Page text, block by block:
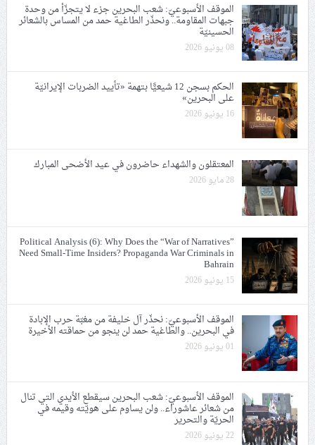
الموقف الأسبوعيّ: شعب البحرين جزء لا يتجزّأ من وحدة
جبهات المقاومة.. ونحذّر الطاغية حمد من المساس بالشعائر
الحسينيّة
08 يونيو 2026
الحكم بسجن 12 شيعيًّا بتهمة «تأييد الضربات الإيرانيّة
على البحرين»
16 يونيو 2026
المعتقلون والشهداء حاضرون في عيد الأضحى المبارك
28 مايو 2026
Political Analysis (6): Why Does the “War of Narratives”
Need Small-Time Insiders? Propaganda War Criminals in
Bahrain
15 يونيو 2026
الموقف الأسبوعيّ: نحذّر آل خليفة من مغبّة حرب الإبادة
في البحرين.. والطاغية حمد لن ينجو من حماقته الأخيرة
01 يونيو 2026
الموقف الأسبوعيّ: شعب البحرين سيقطع الأيدي التي تنال
من شعائر عاشوراء.. ولن يساوم على هويّته وقيمه في
الحريّة والتحرير
22 يونيو 2026